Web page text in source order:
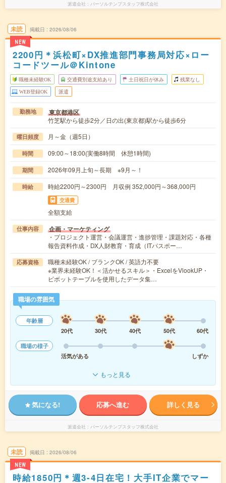
派遣会社 パーソルテンプスタッフ株式会社
未読
NEW
掲載日 2026/08/06
2200円＊浜松町×DX推進部門事務局対応×ロー
コードツール＠Kintone
職種未経験OK 交通費別途支給あり 土日祝日が休み 残業なし
WEB登録OK 派遣
勤務地 東京都港区
竹芝駅から徒歩2分／日の出(東京都)駅から徒歩6分
曜日頻度 月～金（週5日）
時間 09:00～18:00(実働8時間 休憩1時間)
期間 2026年09月上旬～長期 ※9月～！
時給 時給2200円～2300円 月収例 352,000円～368,000円
交通費
全額支給
仕事内容 企画・マーケティング
・プロジェクト運営・会議運営・進捗管理・課題対応・各種
報告資料作成・DX人財教育・育成（ITパスポー…
応募資格
職種未経験OK / ブランクOK / 英語力不要
※業界未経験OK！＜活かせるスキル＞・ExcelをVlookUP・
ピボットテーブルを使用したデータ集…
職場の雰囲気
年齢層
20代
30代 40代 50代
60代
職場の様子
活気がある
しずか
もっと見る
気になる! 応募へ進む 詳しく見る
派遣会社 パーソルテンプスタッフ株式会社
未読
NEW
掲載日 2026/08/06
時給1850円＊週3-4日在宅！大手IT企業でマー